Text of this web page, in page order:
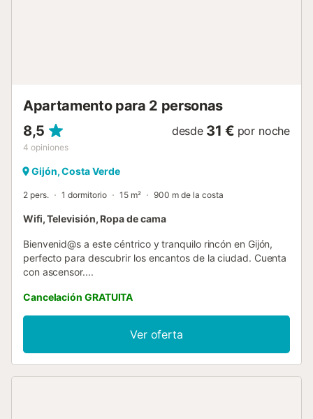
Apartamento para 2 personas
8,5
4 opiniones
desde 31 € por noche
Gijón, Costa Verde
2 pers. 1 dormitorio 15 m² 900 m de la costa
Wifi, Televisión, Ropa de cama
Bienvenid@s a este céntrico y tranquilo rincón en Gijón,
perfecto para descubrir los encantos de la ciudad. Cuenta
con ascensor....
Cancelación GRATUITA
Ver oferta